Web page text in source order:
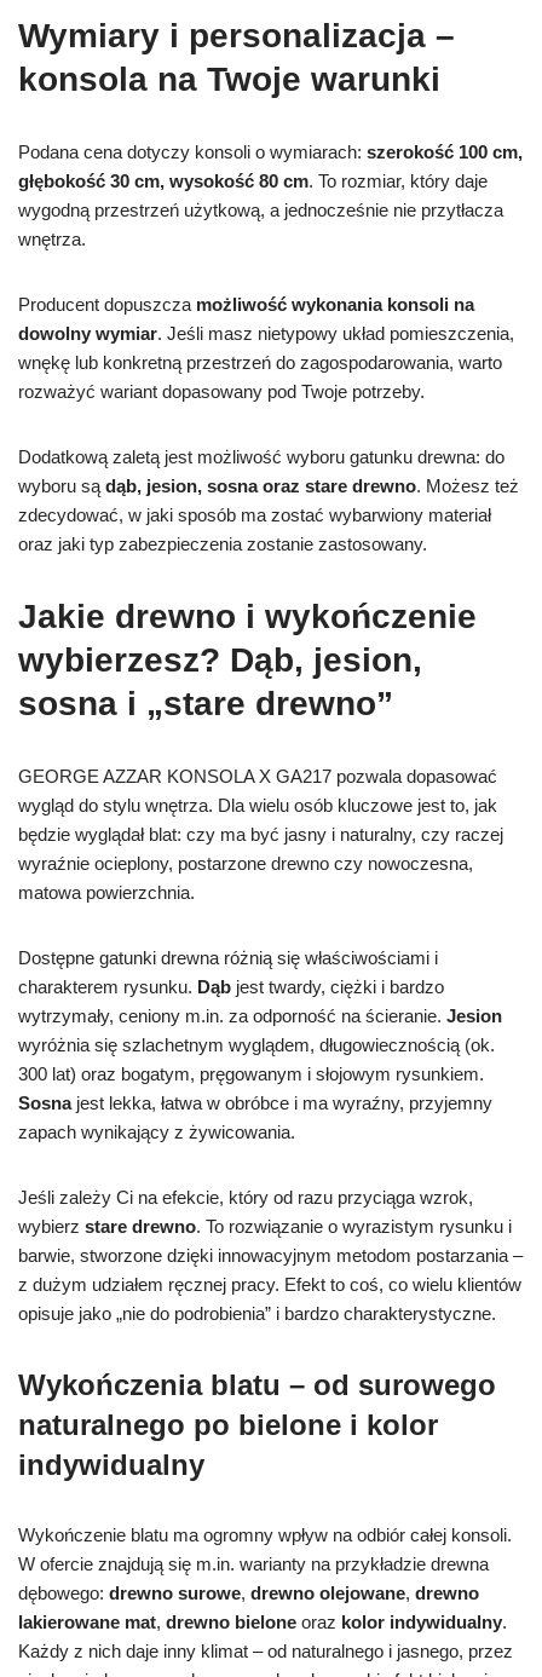
Wymiary i personalizacja –
konsola na Twoje warunki
Podana cena dotyczy konsoli o wymiarach: szerokość 100 cm,
głębokość 30 cm, wysokość 80 cm. To rozmiar, który daje
wygodną przestrzeń użytkową, a jednocześnie nie przytłacza
wnętrza.
Producent dopuszcza możliwość wykonania konsoli na
dowolny wymiar. Jeśli masz nietypowy układ pomieszczenia,
wnękę lub konkretną przestrzeń do zagospodarowania, warto
rozważyć wariant dopasowany pod Twoje potrzeby.
Dodatkową zaletą jest możliwość wyboru gatunku drewna: do
wyboru są dąb, jesion, sosna oraz stare drewno. Możesz też
zdecydować, w jaki sposób ma zostać wybarwiony materiał
oraz jaki typ zabezpieczenia zostanie zastosowany.
Jakie drewno i wykończenie
wybierzesz? Dąb, jesion,
sosna i „stare drewno”
GEORGE AZZAR KONSOLA X GA217 pozwala dopasować
wygląd do stylu wnętrza. Dla wielu osób kluczowe jest to, jak
będzie wyglądał blat: czy ma być jasny i naturalny, czy raczej
wyraźnie ocieplony, postarzone drewno czy nowoczesna,
matowa powierzchnia.
Dostępne gatunki drewna różnią się właściwościami i
charakterem rysunku. Dąb jest twardy, ciężki i bardzo
wytrzymały, ceniony m.in. za odporność na ścieranie. Jesion
wyróżnia się szlachetnym wyglądem, długowiecznością (ok.
300 lat) oraz bogatym, pręgowanym i słojowym rysunkiem.
Sosnajest lekka, łatwa w obróbce i ma wyraźny, przyjemny
zapach wynikający z żywicowania.
Jeśli zależy Ci na efekcie, który od razu przyciąga wzrok,
wybierz stare drewno. To rozwiązanie o wyrazistym rysunku i
barwie, stworzone dzięki innowacyjnym metodom postarzania –
z dużym udziałem ręcznej pracy. Efekt to coś, co wielu klientów
opisuje jako „nie do podrobienia” i bardzo charakterystyczne.
Wykończenia blatu – od surowego
naturalnego po bielone i kolor
indywidualny
Wykończenie blatu ma ogromny wpływ na odbiór całej konsoli.
W ofercie znajdują się m.in. warianty na przykładzie drewna
dębowego: drewno surowe, drewno olejowane, drewno
lakierowane mat, drewno bielone oraz kolor indywidualny.
Każdy z nich daje inny klimat – od naturalnego i jasnego, przez